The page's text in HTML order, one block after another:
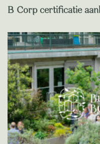
B Corp certificatie